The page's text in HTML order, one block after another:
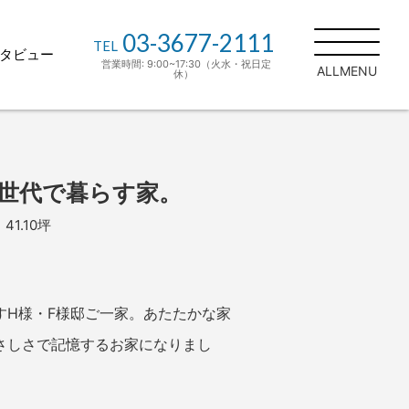
ビュー
TEL 03-3677-2111
営業時間: 9:00~17:30（火水・祝日定
休） ALLMENU
宅の家
住宅性
流れ
ービ
施工事例
ビュー
スタッフブログ
代で暮らす家。
41.10坪
H様・F様邸ご一家。あたたかな家
さで記憶するお家になりまし